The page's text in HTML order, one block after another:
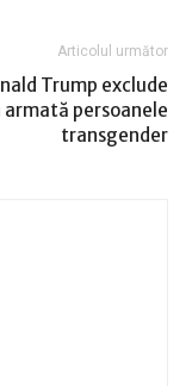
Articolul următor
Trump exclude
armată persoanele
transgender